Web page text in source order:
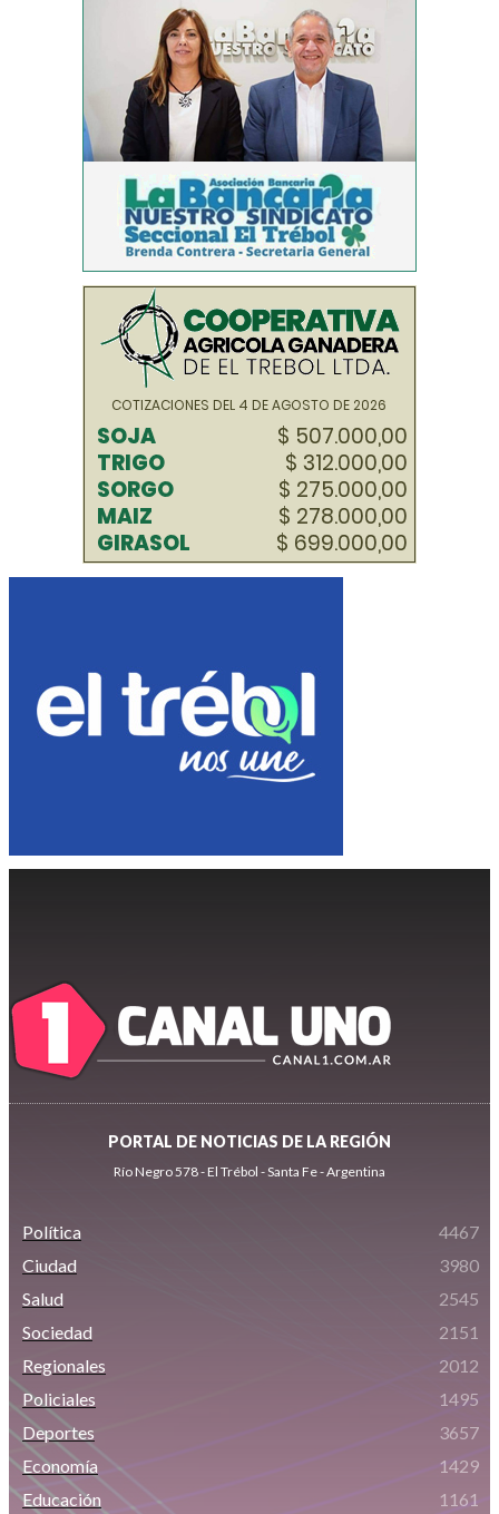
PORTAL DE NOTICIAS DE LA REGIÓN
Río Negro 578 - El Trébol - Santa Fe - Argentina
Política
4467
Ciudad
3980
Salud
2545
Sociedad
2151
Regionales
2012
Policiales
1495
Deportes
3657
Economía
1429
Educación
1161